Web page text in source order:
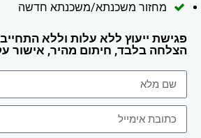
מחזור משכנתא/משכנתא חדשה
פגישת ייעוץ ללא עלות וללא
הצלחה בלבד, חיתום מהיר, אישור עקרוני